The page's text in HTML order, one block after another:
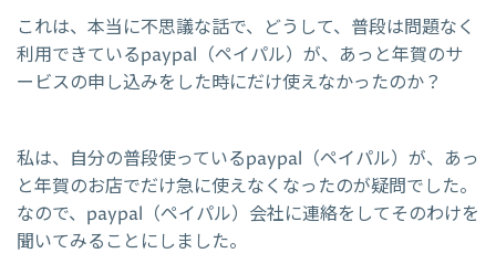
これは、本当に不思議な話で、どうして、普段は問題なく
利用できているpaypal（ペイパル）が、あっと年賀のサ
ービスの申し込みをした時にだけ使えなかったのか？
私は、自分の普段使っているpaypal（ペイパル）が、あっ
と年賀のお店でだけ急に使えなくなったのが疑問でした。
なので、paypal（ペイパル）会社に連絡をしてそのわけを
聞いてみることにしました。